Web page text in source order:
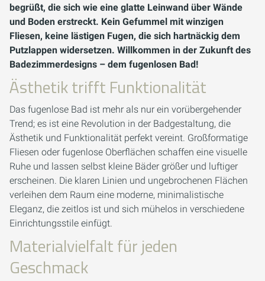
begrüßt, die sich wie eine glatte Leinwand über Wände
und Boden erstreckt. Kein Gefummel mit winzigen
Fliesen, keine lästigen Fugen, die sich hartnäckig dem
Putzlappen widersetzen. Willkommen in der Zukunft des
Badezimmerdesigns – dem fugenlosen Bad!
Ästhetik trifft Funktionalität
Das fugenlose Bad ist mehr als nur ein vorübergehender
Trend; es ist eine Revolution in der Badgestaltung, die
Ästhetik und Funktionalität perfekt vereint. Großformatige
Fliesen oder fugenlose Oberflächen schaffen eine visuelle
Ruhe und lassen selbst kleine Bäder größer und luftiger
erscheinen. Die klaren Linien und ungebrochenen Flächen
verleihen dem Raum eine moderne, minimalistische
Eleganz, die zeitlos ist und sich mühelos in verschiedene
Einrichtungsstile einfügt.
Materialvielfalt für jeden
Geschmack